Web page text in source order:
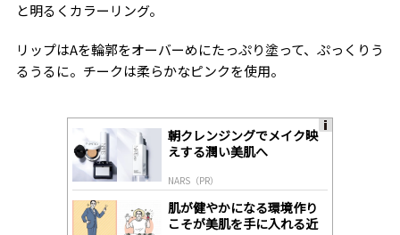
と明るくカラーリング。
リップはAを輪郭をオーバーめにたっぷり塗って、ぷっくりう
るうるに。チークは柔らかなピンクを使用。
朝クレンジングでメイク映
えする潤い美肌へ
NARS（PR）
肌が健やかになる環境作り
こそが美肌を手に入れる近